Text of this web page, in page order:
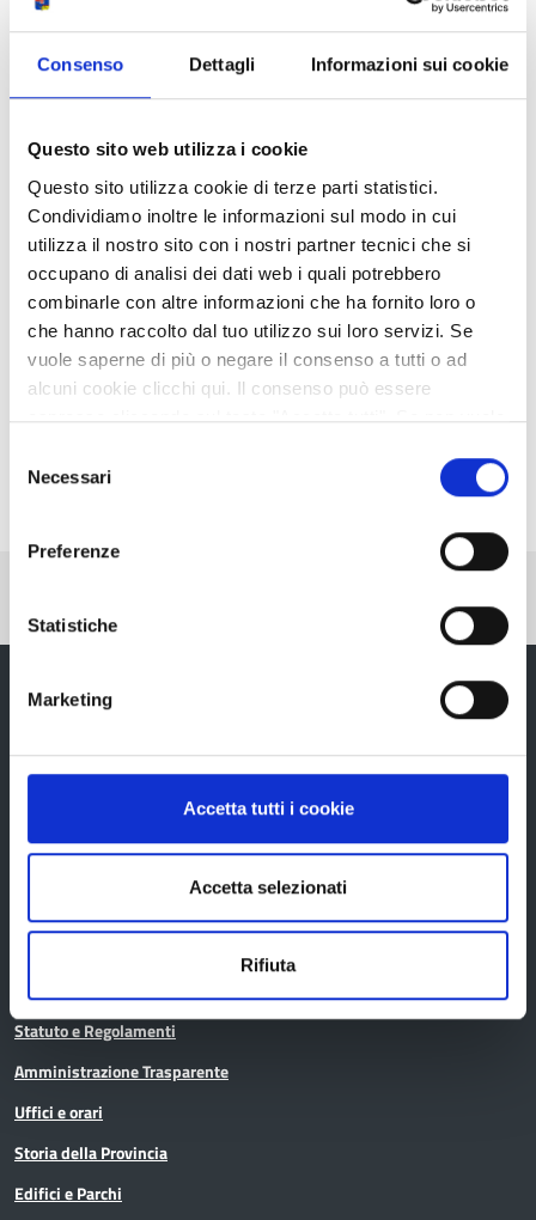
Consenso Dettagli Informazioni sui cookie
Questo sito web utilizza i cookie
Questo sito utilizza cookie di terze parti statistici.
Condividiamo inoltre le informazioni sul modo in cui
utilizza il nostro sito con i nostri partner tecnici che si
occupano di analisi dei dati web i quali potrebbero
combinarle con altre informazioni che ha fornito loro o
che hanno raccolto dal tuo utilizzo sui loro servizi. Se
vuole saperne di più o negare il consenso a tutti o ad
alcuni cookie clicchi qui. Il consenso può essere
espresso cliccando sul tasto "Accetta tutti". Se non vuole
tasto "Rifiuta".
delNecessari
Preferenze
Statistiche
Marketing
Accetta tutti i cookie
Accetta selezionati
Rifiuta
Leaflet| Map data © , Imagery © Mapbox
Provincia di Reggio Emilia
Statuto e Regolamenti
Amministrazione Trasparente
Uffici e orari
Storia della Provincia
Edifici e Parchi